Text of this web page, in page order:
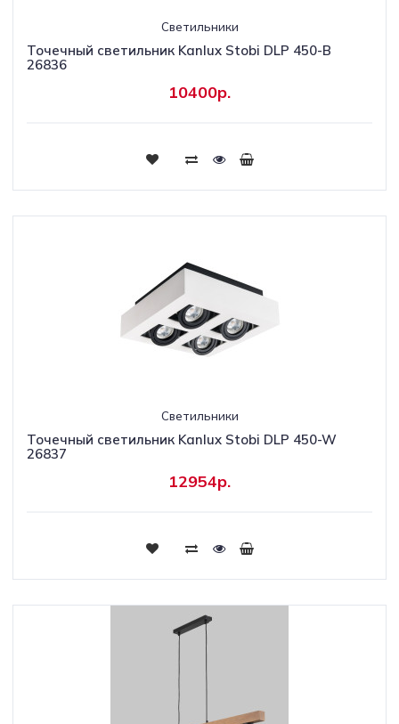
Светильники
Точечный светильник Kanlux Stobi DLP 450-B
26836
10400р.
Светильники
Точечный светильник Kanlux Stobi DLP 450-W
26837
12954р.